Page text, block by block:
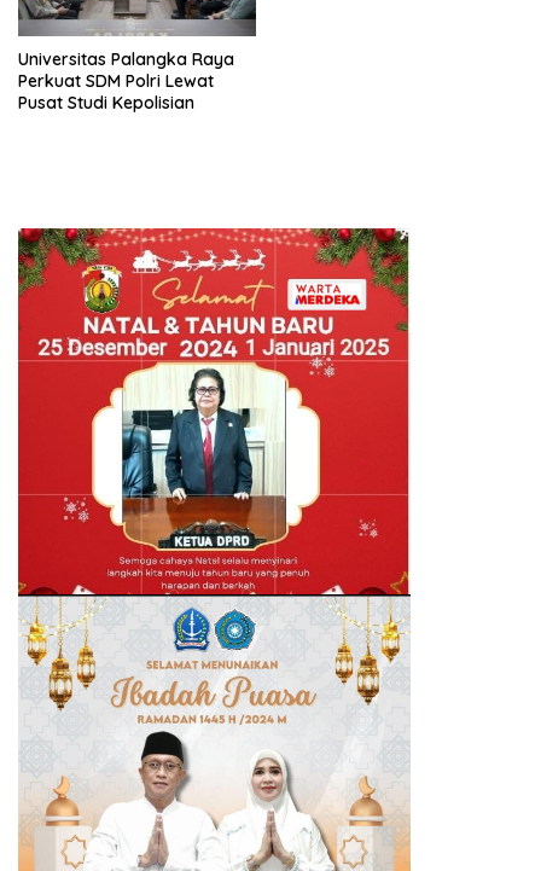
Universitas Palangka Raya
Perkuat SDM Polri Lewat
Pusat Studi Kepolisian